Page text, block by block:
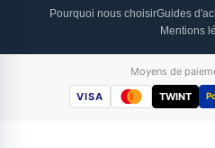
Pourquoi nous choisirGuides
Mentions
Moyens de
VISA
TWINT